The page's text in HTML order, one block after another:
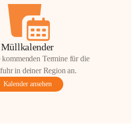
Müllkalender
kommenden Termine für die
in deiner Region an.
Kalender ansehen